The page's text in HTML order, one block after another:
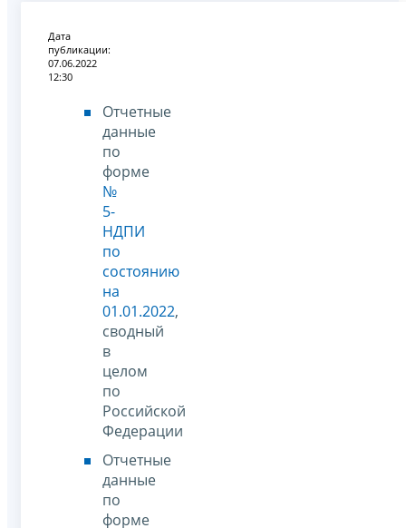
Дата
публикации:
07.06.2022
12:30
Отчетные
данные
по
форме
№
5-
НДПИ
по
состоянию
на
01.01.2022,
сводный
в
целом
по
Российской
Федерации
Отчетные
данные
по
форме